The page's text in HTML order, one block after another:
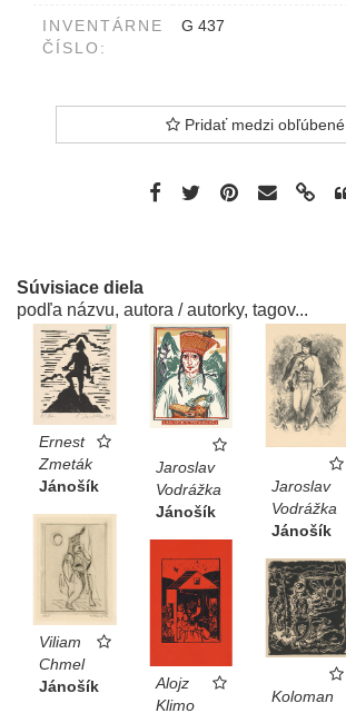
INVENTÁRNE
ČÍSLO:
G 437
Pridať medzi obľúbené
Súvisiace diela
podľa názvu, autora / autorky, tagov...
Ernest
Zmeták
Jánošík
Jaroslav
Vodrážka
Jánošík
Jaroslav
Vodrážka
Jánošík
Viliam
Chmel
Jánošík
Alojz
Klimo
Koloman